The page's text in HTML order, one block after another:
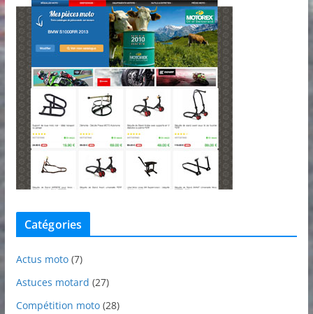
Catégories
Actus moto(7)
Astuces motard (27)
Compétition moto(28)